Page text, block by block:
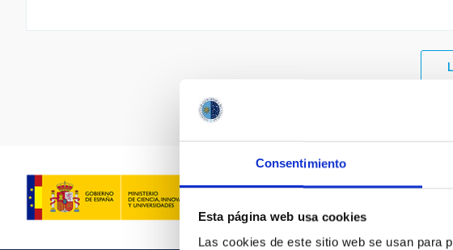
Consentimiento
Esta página web usa cookies
Las cookies de este sitio web se usan para